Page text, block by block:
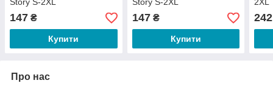
Story S-2XL
147 ₴
Купити
Story S-2XL
147₴
Купити
2XL
242
Про нас